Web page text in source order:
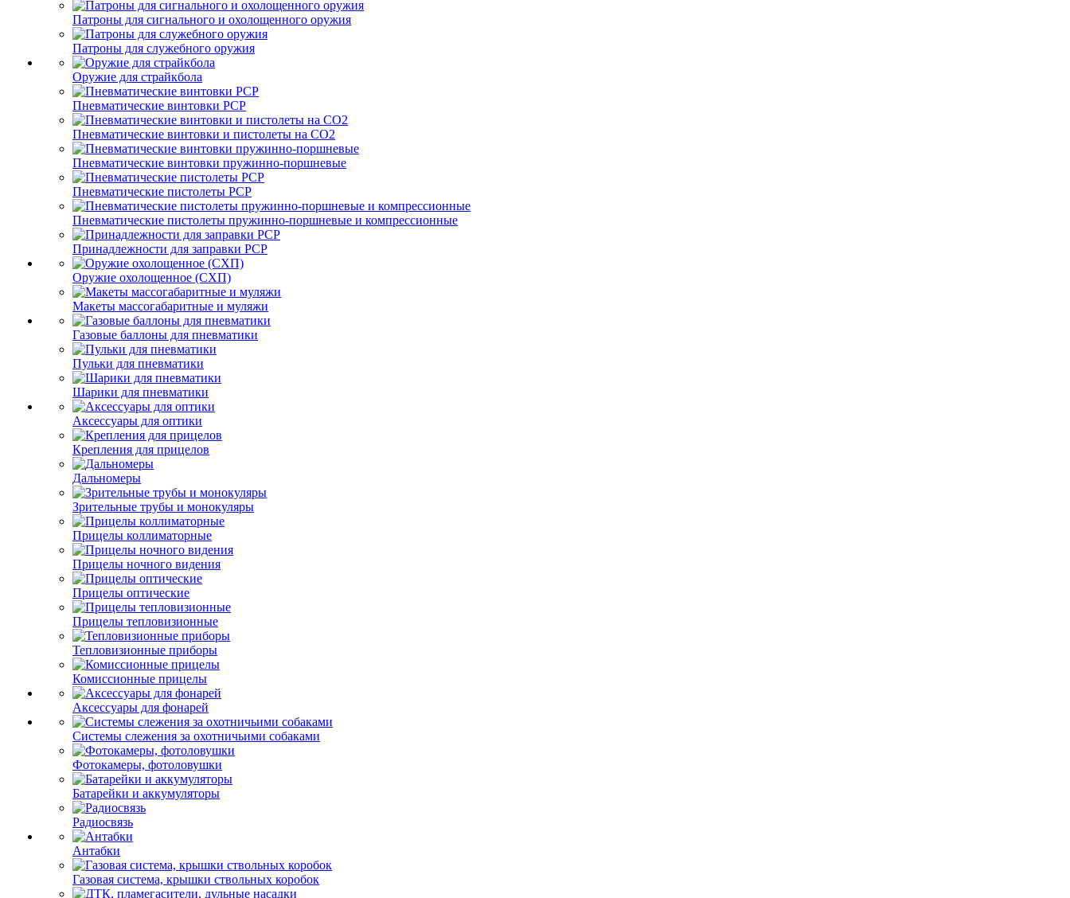
Патроны для сигнального и охолощенного оружия
Патроны для служебного оружия
Оружие для страйкбола
Пневматические винтовки PCP
Пневматические винтовки и пистолеты на CO2
Пневматические винтовки пружинно-поршневые
Пневматические пистолеты PCP
Пневматические пистолеты пружинно-поршневые и компрессионные
Принадлежности для заправки PCP
Оружие охолощенное (СХП)
Макеты массогабаритные и муляжи
Газовые баллоны для пневматики
Пульки для пневматики
Шарики для пневматики
Аксессуары для оптики
Крепления для прицелов
Дальномеры
Зрительные трубы и монокуляры
Прицелы коллиматорные
Прицелы ночного видения
Прицелы оптические
Прицелы тепловизионные
Тепловизионные приборы
Комиссионные прицелы
Аксессуары для фонарей
Системы слежения за охотничьими собаками
Фотокамеры, фотоловушки
Батарейки и аккумуляторы
Радиосвязь
Антабки
Газовая система, крышки ствольных коробок